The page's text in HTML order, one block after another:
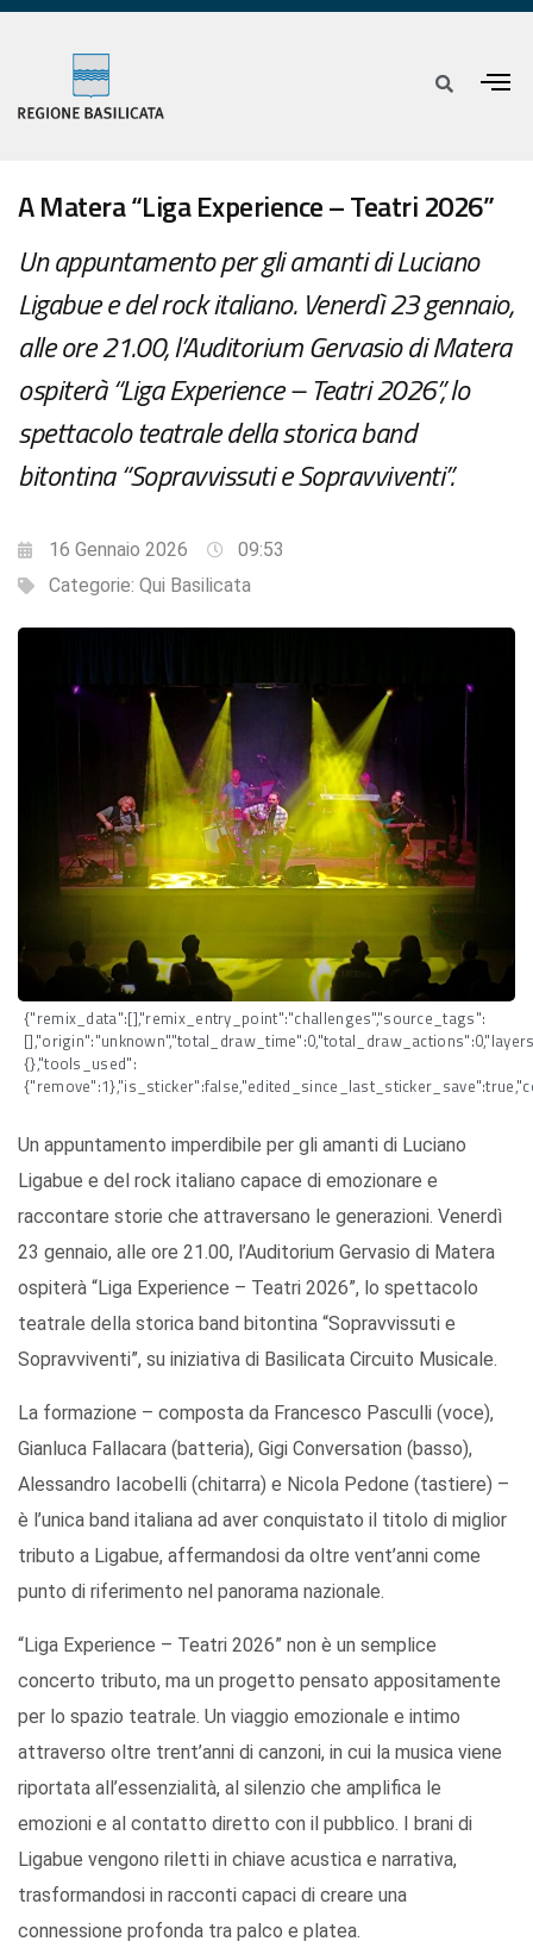
A Matera “Liga Experience – Teatri 2026”
Un appuntamento per gli amanti di Luciano
Ligabue e del rock italiano. Venerdì 23 gennaio,
alle ore 21.00, l’Auditorium Gervasio di Matera
ospiterà “Liga Experience – Teatri 2026”, lo
spettacolo teatrale della storica band
bitontina “Sopravvissuti e Sopravviventi”.
16 Gennaio 2026
09:53
Categorie: Qui Basilicata
{"remix_data":[],"remix_entry_point":"challenges","source_tags":
{},"tools_used":
Un appuntamento imperdibile per gli amanti di Luciano
Ligabue e del rock italiano capace di emozionare e
raccontare storie che attraversano le generazioni. Venerdì
23 gennaio, alle ore 21.00, l’Auditorium Gervasio di Matera
ospiterà “Liga Experience – Teatri 2026”, lo spettacolo
teatrale della storica band bitontina “Sopravvissuti e
Sopravviventi”, su iniziativa di Basilicata Circuito Musicale.
La formazione – composta da Francesco Pasculli (voce),
Gianluca Fallacara (batteria), Gigi Conversation (basso),
Alessandro Iacobelli (chitarra) e Nicola Pedone (tastiere) –
è l’unica band italiana ad aver conquistato il titolo di miglior
tributo a Ligabue, affermandosi da oltre vent’anni come
punto di riferimento nel panorama nazionale.
“Liga Experience – Teatri 2026” non è un semplice
concerto tributo, ma un progetto pensato appositamente
per lo spazio teatrale. Un viaggio emozionale e intimo
attraverso oltre trent’anni di canzoni, in cui la musica viene
riportata all’essenzialità, al silenzio che amplifica le
emozioni e al contatto diretto con il pubblico. I brani di
Ligabue vengono riletti in chiave acustica e narrativa,
trasformandosi in racconti capaci di creare una
connessione profonda tra palco e platea.